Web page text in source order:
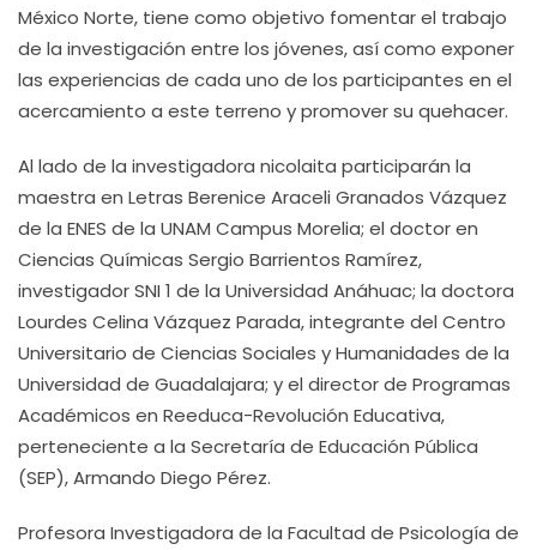
México Norte, tiene como objetivo fomentar el trabajo
de la investigación entre los jóvenes, así como exponer
las experiencias de cada uno de los participantes en el
acercamiento a este terreno y promover su quehacer.
Al lado de la investigadora nicolaita participarán la
maestra en Letras Berenice Araceli Granados Vázquez
de la ENES de la UNAM Campus Morelia; el doctor en
Ciencias Químicas Sergio Barrientos Ramírez,
investigador SNI 1 de la Universidad Anáhuac; la doctora
Lourdes Celina Vázquez Parada, integrante del Centro
Universitario de Ciencias Sociales y Humanidades de la
Universidad de Guadalajara; y el director de Programas
Académicos en Reeduca-Revolución Educativa,
perteneciente a la Secretaría de Educación Pública
(SEP), Armando Diego Pérez.
Profesora Investigadora de la Facultad de Psicología de